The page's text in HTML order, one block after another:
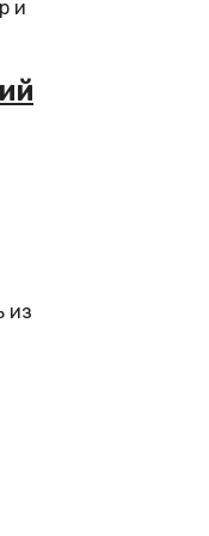
и
из